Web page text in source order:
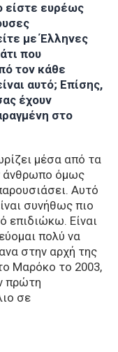
είστε ευρέως
με Έλληνες
που
τον κάθε
αυτό; Επίσης,
έχουν
στο
μέσα από τα
άνθρωπο όμως
Αυτό
συνήθως πιο
επιδιώκω. Είναι
πολύ να
στην αρχή της
Μαρόκο το 2003,
πρώτη
σε